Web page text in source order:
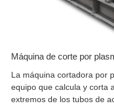
Máquina de corte por
La máquina cortadora por
equipo que calcula y corta
extremos de los tubos de